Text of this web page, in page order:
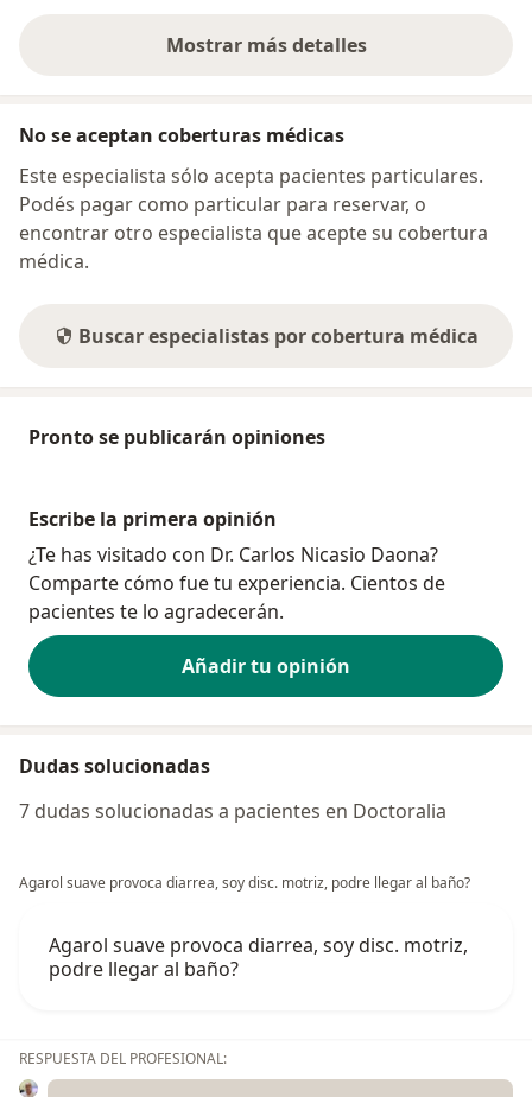
Mostrar más detalles
sobre la dirección
No se aceptan coberturas médicas
Este especialista sólo acepta pacientes particulares.
Podés pagar como particular para reservar, o
encontrar otro especialista que acepte su cobertura
médica.
Buscar especialistas por cobertura médica
Pronto se publicarán opiniones
Escribe la primera opinión
¿Te has visitado con Dr. Carlos Nicasio Daona?
Comparte cómo fue tu experiencia. Cientos de
pacientes te lo agradecerán.
Añadir tu opinión
Dudas solucionadas
7 dudas solucionadas a pacientes en Doctoralia
Agarol suave provoca diarrea, soy disc. motriz, podre llegar al baño?
Agarol suave provoca diarrea, soy disc. motriz,
podre llegar al baño?
RESPUESTA DEL PROFESIONAL: